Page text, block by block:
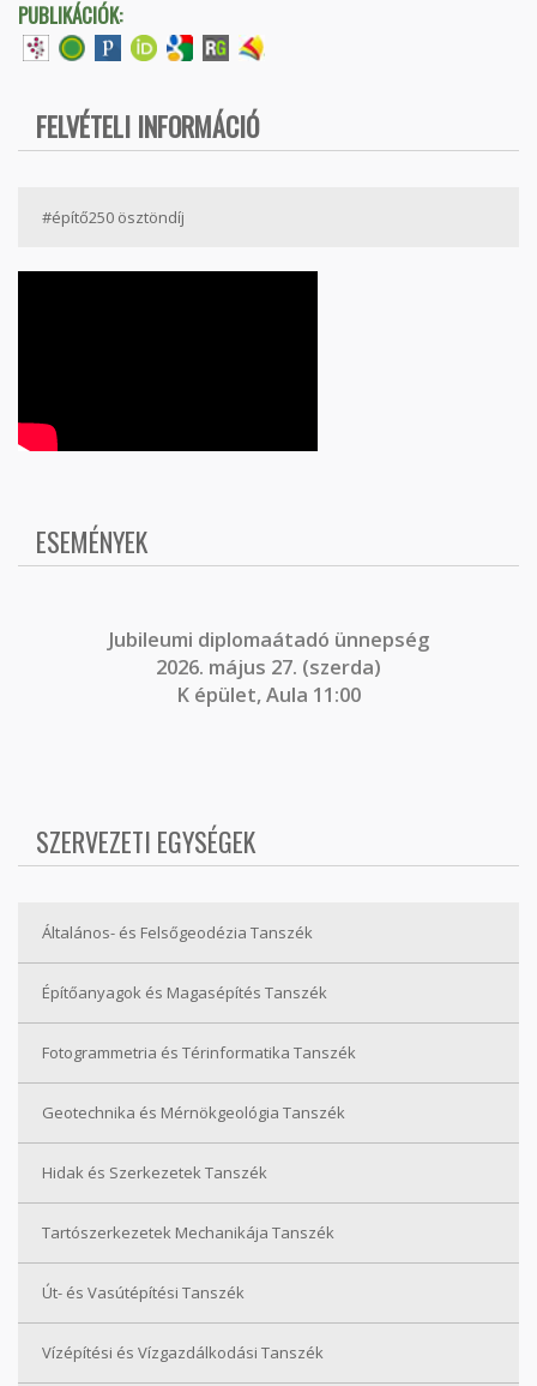
PUBLIKÁCIÓK:
FELVÉTELI INFORMÁCIÓ
#építő250 ösztöndíj
ESEMÉNYEK
Jubileumi diplomaátadó ünnepség
2026. május 27. (szerda)
K épület, Aula 11:00
SZERVEZETI EGYSÉGEK
Általános- és Felsőgeodézia Tanszék
Építőanyagok és Magasépítés Tanszék
Fotogrammetria és Térinformatika Tanszék
Geotechnika és Mérnökgeológia Tanszék
Hidak és Szerkezetek Tanszék
Tartószerkezetek Mechanikája Tanszék
Út- és Vasútépítési Tanszék
Vízépítési és Vízgazdálkodási Tanszék